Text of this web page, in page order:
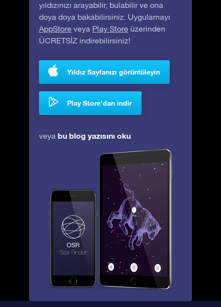
yıldızınızı arayabilir, bulabilir ve ona
doya doya bakabilirsiniz. Uygulamayı
AppStore veya Play Store üzerinden
ÜCRETSİZ indirebilirsiniz!
Yıldız Sayfanızı görüntüleyin
Play Store’dan indir
veya bu blog yazısını oku